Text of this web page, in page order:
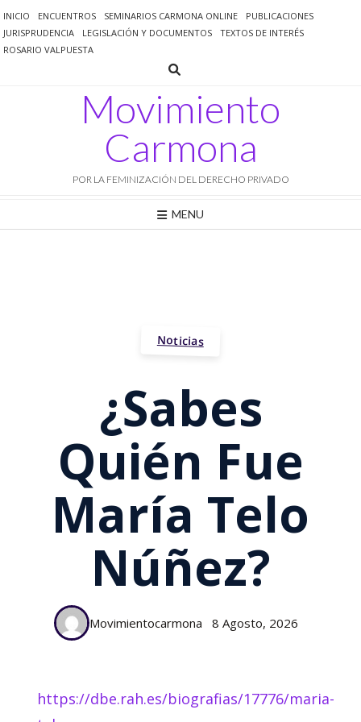
al
contenido
INICIO ENCUENTROS SEMINARIOS CARMONA ONLINE
PUBLICACIONES
JURISPRUDENCIA
LEGISLACIÓN Y DOCUMENTOS
TEXTOS DE INTERÉS
ROSARIO VALPUESTA
Movimiento
Carmona
POR LA FEMINIZACIÓN DEL DERECHO PRIVADO
MENU
Noticias
¿Sabes
Quién Fue
María Telo
Núñez?
Movimientocarmona 8 Agosto, 2026
https://dbe.rah.es/biografias/17776/maria-